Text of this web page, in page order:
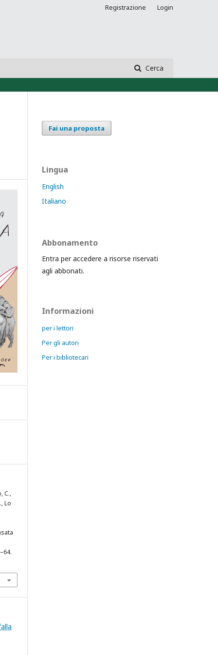
Cerca
Registrazione Login
C.,
Lo
Fai una proposta
Lingua
English
Italiano
Abbonamento
Entra per accedere a risorse riservati
agli abbonati.
Informazioni
per i lettori
Per gli autori
Per i bibliotecari